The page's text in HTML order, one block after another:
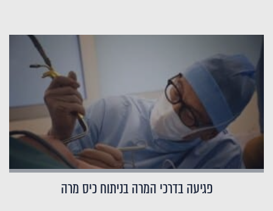
פגיעה בדרכי המרה בניתוח כיס מרה